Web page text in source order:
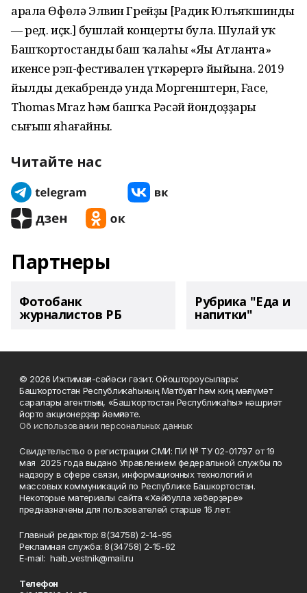
арала Өфөлә Элвин Грейҙың [Радик Юлъяҡшиндың
— ред. иҫк.] бушлай концерты була. Шулай уҡ
Башҡортостандың баш ҡалаһы «Яңы Атланта»
икенсе рэп-фестивален үткәрергә йыйына. 2019
йылдың декабрендә унда Моргенштерн, Face,
Thomas Mraz һәм башҡа Рәсәй йондоҙҙары
сығыш яһағайны.
Читайте нас
Партнеры
Фотобанк
журналистов РБ
Рубрика "Еда и
напитки"
© 2026 Ижтимағи-сәйәси гәзит. Ойоштороусылары:
Башҡортостан Республикаһының Матбуғат һәм киң мәғлүмәт
саралары агентлығы, «Башҡортостан Республикаһы» нәшриәт
йорто акционерҙар йәмғиәте.
Об использовании персональных данных
Свидетельство о регистрации СМИ: ПИ № ТУ 02-01797 от 19
мая 2025 года выдано Управлением федеральной службы по
надзору в сфере связи, информационных технологий и
массовых коммуникаций по Республике Башкортостан.
Некоторые материалы сайта «Хәйбулла хәбәрҙәре»
предназначены для пользователей старше 16 лет.
Главный редактор: 8(34758) 2-14-95
Рекламная служба: 8(34758) 2-15-62
Е-mаil: haib_vestnik@mail.ru
Телефон